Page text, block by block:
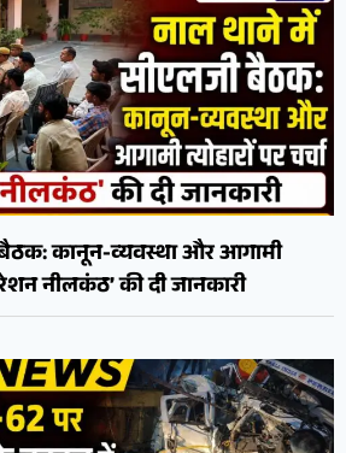
कानून-व्यवस्था और आगामी
नीलकंठ’ की दी जानकारी